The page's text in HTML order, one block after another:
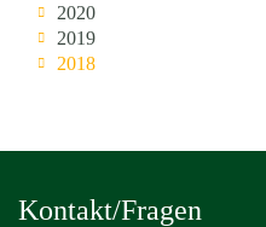
2020
2019
2018
Kontakt/Fragen